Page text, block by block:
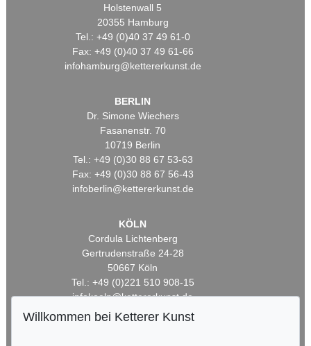
Holstenwall 5
20355 Hamburg
Tel.: +49 (0)40 37 49 61-0
Fax: +49 (0)40 37 49 61-66
infohamburg@kettererkunst.de
BERLIN
Dr. Simone Wiechers
Fasanenstr. 70
10719 Berlin
Tel.: +49 (0)30 88 67 53-63
Fax: +49 (0)30 88 67 56-43
infoberlin@kettererkunst.de
KÖLN
Cordula Lichtenberg
Gertrudenstraße 24-28
50667 Köln
Tel.: +49 (0)221 510 908-15
infokoeln@kettererkunst.de
Willkommen bei Ketterer Kunst